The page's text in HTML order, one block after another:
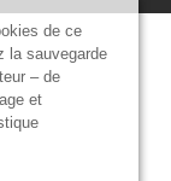
de ce
la sauvegarde
– de
et